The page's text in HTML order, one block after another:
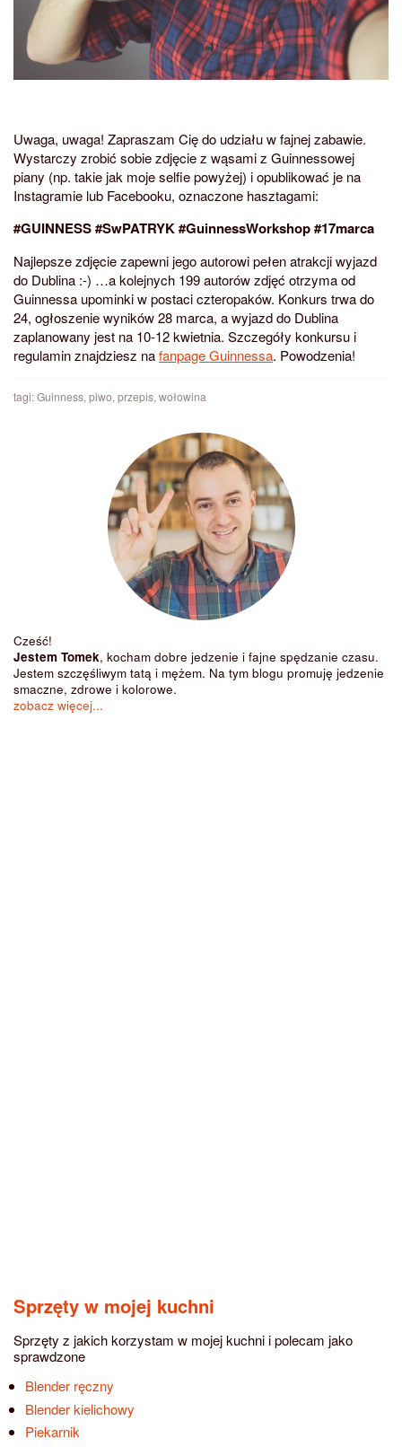
Uwaga, uwaga! Zapraszam Cię do udziału w fajnej zabawie.
Wystarczy zrobić sobie zdjęcie z wąsami z Guinnessowej
piany (np. takie jak moje selfie powyżej) i opublikować je na
Instagramie lub Facebooku, oznaczone hasztagami:
#GUINNESS #SwPATRYK #GuinnessWorkshop #17marca
Najlepsze zdjęcie zapewni jego autorowi pełen atrakcji wyjazd
do Dublina :-) …a kolejnych 199 autorów zdjęć otrzyma od
Guinnessa upominki w postaci czteropaków. Konkurs trwa do
24, ogłoszenie wyników 28 marca, a wyjazd do Dublina
zaplanowany jest na 10-12 kwietnia. Szczegóły konkursu i
regulamin znajdziesz nafanpage Guinnessa. Powodzenia!
tagi:Guinness, piwo, przepis, wołowina
Cześć!
Jestem Tomek, kocham dobre jedzenie i fajne spędzanie czasu.
Jestem szczęśliwym tatą i mężem. Na tym blogu promuję jedzenie
smaczne, zdrowe i kolorowe.
zobacz więcej...
Sprzęty w mojej kuchni
Sprzęty z jakich korzystam w mojej kuchni i polecam jako
sprawdzone
Blender ręczny
Blender kielichowy
Piekarnik